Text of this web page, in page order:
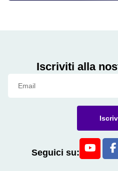
Iscriviti alla
Seguici su: